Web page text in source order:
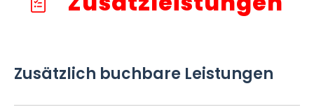
Zusätzlich buchbare Leistungen